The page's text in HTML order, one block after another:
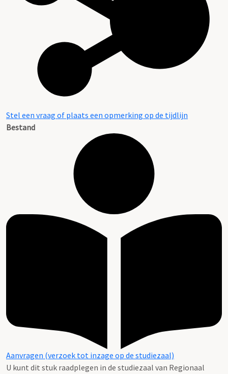
Stel een vraag of plaats een opmerking op de tijdlijn
Bestand
Aanvragen (verzoek tot inzage op de studiezaal)
U kunt dit stuk raadplegen in de studiezaal van Regionaal